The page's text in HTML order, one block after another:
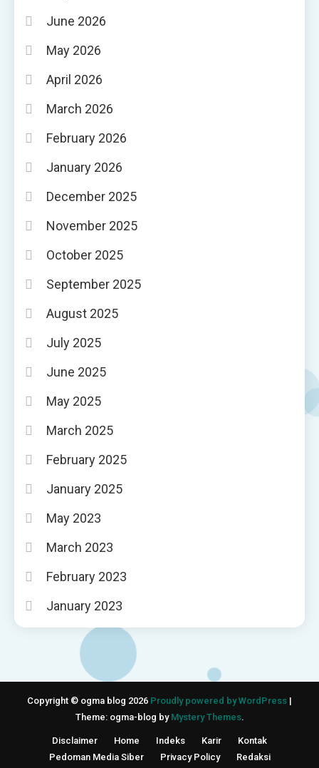
June 2026
May 2026
April 2026
March 2026
February 2026
January 2026
December 2025
November 2025
October 2025
September 2025
August 2025
July 2025
June 2025
May 2025
March 2025
February 2025
January 2025
May 2023
March 2023
February 2023
January 2023
Copyright © ogma blog 2026 Proudly powered by WordPress |
Theme: ogma-blog by Mystery Themes.
Disclaimer Home Indeks Karir
Kontak
Pedoman Media Siber
Privacy Policy Redaksi